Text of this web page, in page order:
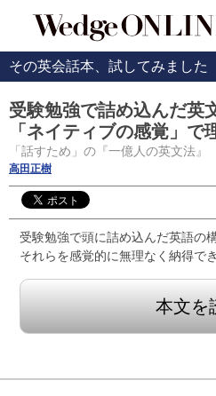
その英会話本、試してみました
受験勉強で詰め込んだ英
「ネイティブの感覚」で
「話すため」の『一億人の英文法』
高田正樹
受験勉強で頭に詰め込んだ英語の
それらを感覚的に無理なく納得で
本文を